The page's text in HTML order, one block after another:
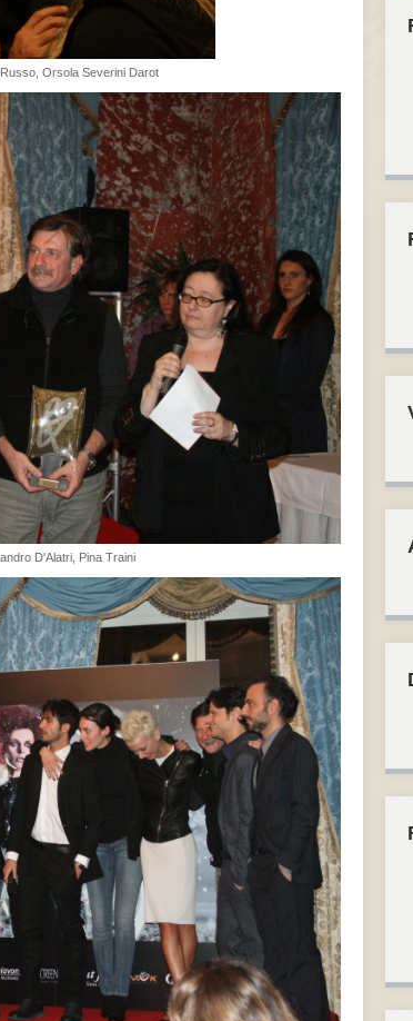
Orsola Severini Darot
D'Alatri, Pina Traini